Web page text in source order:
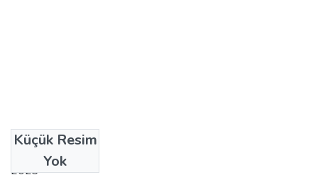
Küçük Resim
Yok
Tarih
2023